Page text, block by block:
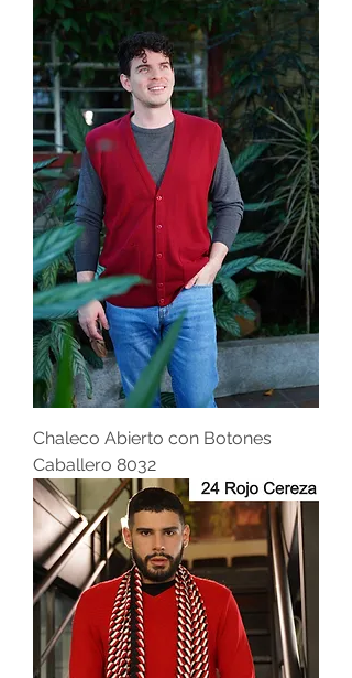
Chaleco Abierto con Botones
Caballero 8032